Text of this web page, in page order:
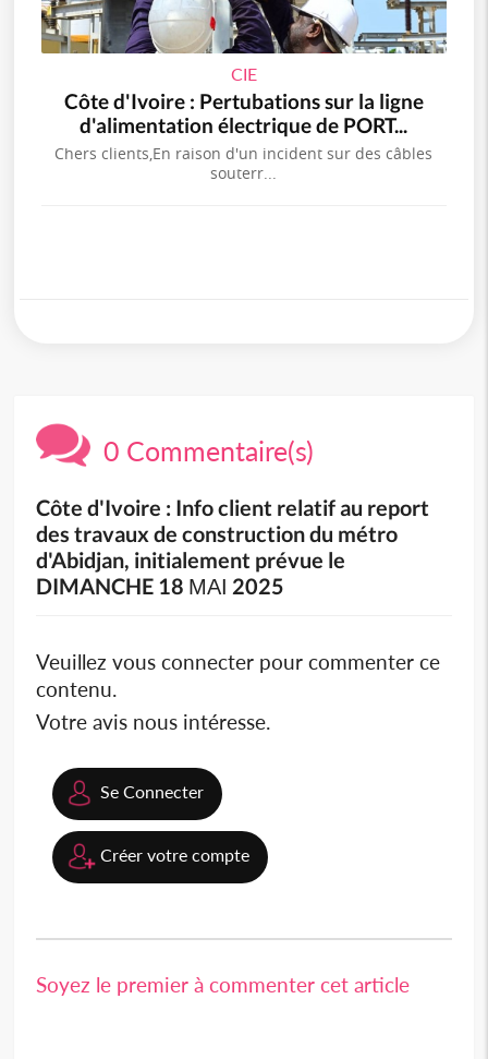
CIE
Côte d'Ivoire : Pertubations sur la ligne
d'alimentation électrique de PORT...
Chers clients,En raison d'un incident sur des câbles
souterr...
0 Commentaire(s)
Côte d'Ivoire : Info client relatif au report
des travaux de construction du métro
d'Abidjan, initialement prévue le
DIMANCHE 18 ΜΑΙ 2025
Veuillez vous connecter pour commenter ce
contenu.
Votre avis nous intéresse.
Se Connecter
Créer votre compte
Soyez le premier à commenter cet article